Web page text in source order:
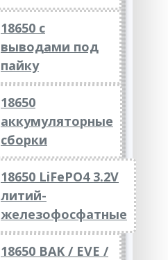
18650 с
выводами под
пайку
18650
аккумуляторные
сборки
18650 LiFePO4 3.2V
литий-
железофосфатные
18650 BAK / EVE /